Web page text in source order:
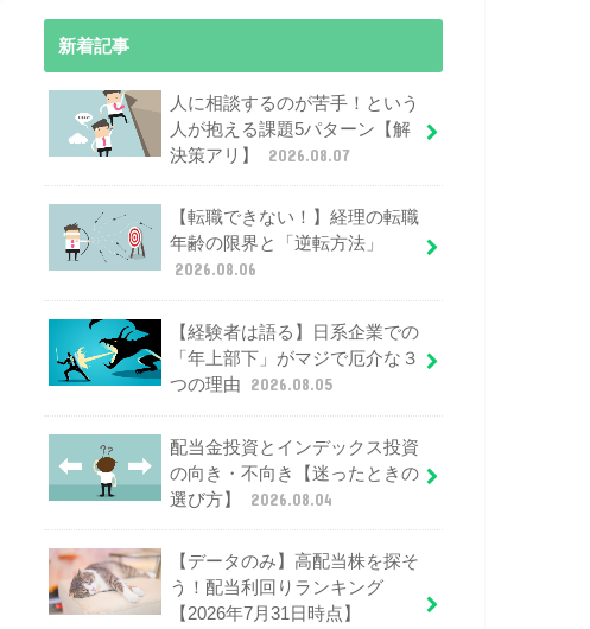
新着記事
人に相談するのが苦手！という
人が抱える課題5パターン【解
決策アリ】
2026.08.07
【転職できない！】経理の転職
年齢の限界と「逆転方法」
2026.08.06
【経験者は語る】日系企業での
「年上部下」がマジで厄介な３
つの理由
2026.08.05
配当金投資とインデックス投資
の向き・不向き【迷ったときの
選び方】
2026.08.04
【データのみ】高配当株を探そ
う！配当利回りランキング
【2026年7月31日時点】